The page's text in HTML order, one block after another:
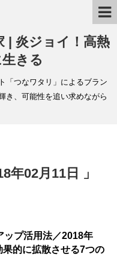
| 炎ジョイ！高熱
きる
「つなワタリ」によるブラン
き、可能性を追い求めながら
年02月11日 」
ップ活用法／2018年
果的に拡散させる7つの